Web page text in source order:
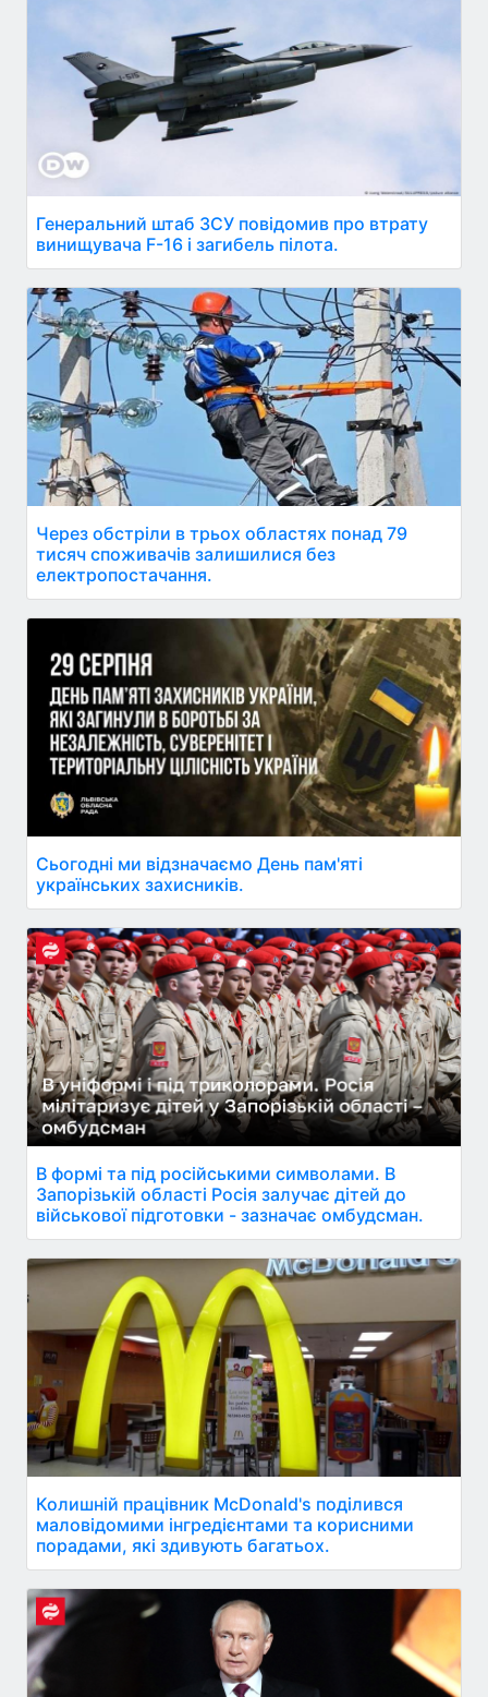
Генеральний штаб ЗСУ повідомив про втрату
винищувача F-16 і загибель пілота.
Через обстріли в трьох областях понад 79
тисяч споживачів залишилися без
електропостачання.
Сьогодні ми відзначаємо День пам'яті
українських захисників.
В формі та під російськими символами. В
Запорізькій області Росія залучає дітей до
військової підготовки - зазначає омбудсман.
Колишній працівник McDonald's поділився
маловідомими інгредієнтами та корисними
порадами, які здивують багатьох.